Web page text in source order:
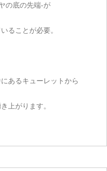
の底の先端-が
ることが必要。
あるキューレットから
上がります。